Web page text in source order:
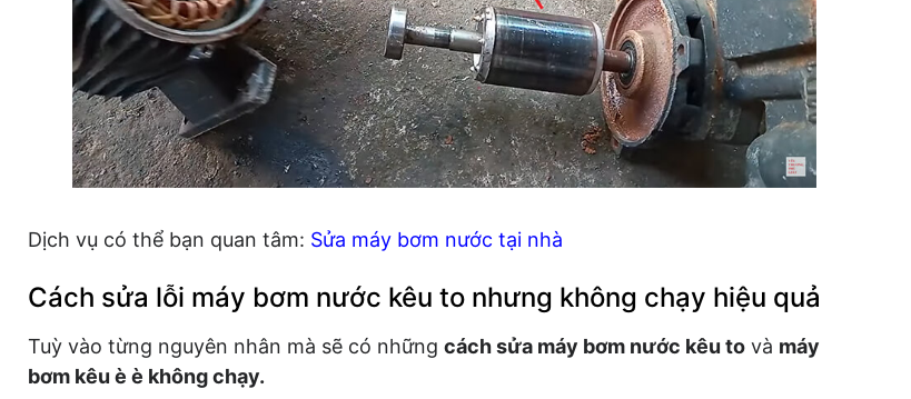
Dịch vụ có thể bạn quan tâm: Sửa máy bơm nước tại nhà
Cách sửa lỗi máy bơm nước kêu to nhưng không chạy hiệu quả
Tuỳ vào từng nguyên nhân mà sẽ có những cách sửa máy bơm nước kêu to và máy
bơm kêu è è không chạy.